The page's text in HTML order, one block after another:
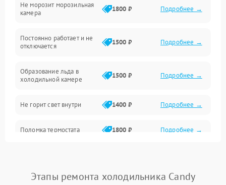
Дренаж
Не морозит морозильная
камера
1800 ₽ Подробнее →
Постоянно работает и не
отключается
1500 ₽ Подробнее →
Образование льда в
холодильной камере
1500 ₽ Подробнее →
Не горит свет внутри 1400 ₽ Подробнее →
Поломка термостата 1800 ₽ Подробнее →
Поломка системы No Frost 2600 ₽ Подробнее →
Этапы ремонта холодильника Candy